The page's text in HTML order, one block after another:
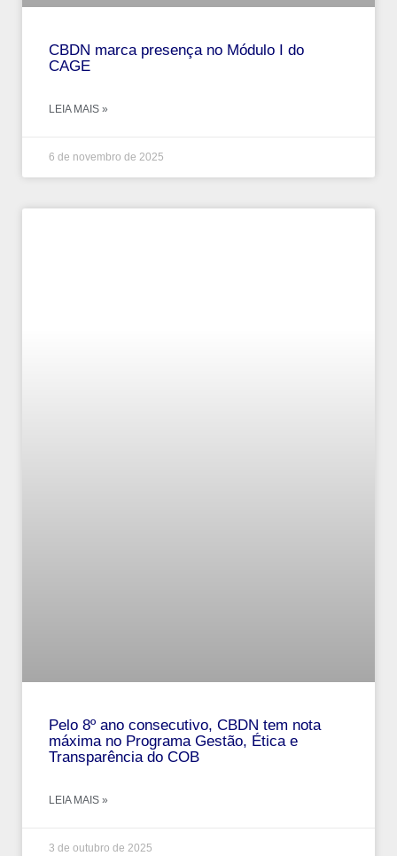
CBDN marca presença no Módulo I do
CAGE
LEIA MAIS »
6 de novembro de 2025
Pelo 8º ano consecutivo, CBDN tem nota
máxima no Programa Gestão, Ética e
Transparência do COB
LEIA MAIS »
3 de outubro de 2025